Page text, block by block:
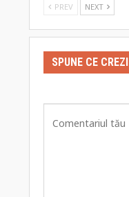
PREV NEXT
SPUNE CE CREZI